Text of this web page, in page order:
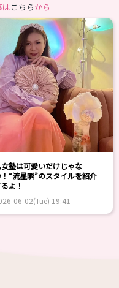
はこちらから
女塾は可愛いだけじゃな
！“流星瞬”のスタイルを紹介
よ！
06-02(Tue) 19:41